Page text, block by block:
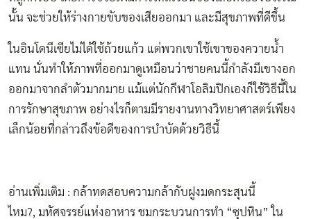
นั้น จะช่วยให้ร่างกายขับของเสียออกมา และมีสุขภาพที่ดีขึ้น
ในอินโดนีเซียไม่ได้ใช้ถ้วยแก้ว แต่พวกเขาใช้เขาของควายน้ำ
แทน นั่นทำให้ภาพที่ออกมาดูเหมือนว่าชายคนนี้กำลังมีเขางอก
ออกมาจากลำตัวมากมาย แม้แต่นักกีฬาโอลิมปิกเองก็ใช้วิธีนี้ใน
การรักษาสุขภาพ อย่างไรก็ตามมีรายงานทางวิทยาศาสตร์เพียง
เล็กน้อยที่กล่าวถึงข้อดีของการบำบัดด้วยวิธีนี้
อ่านเพิ่มเติม : กล้าทดสอบความกล้ากับฝูงมดกระสุนนี้
ไหม?, มหัศจรรย์แห่งอาหาร ชมกระบวนการทำ “ซุปหิน” ใน